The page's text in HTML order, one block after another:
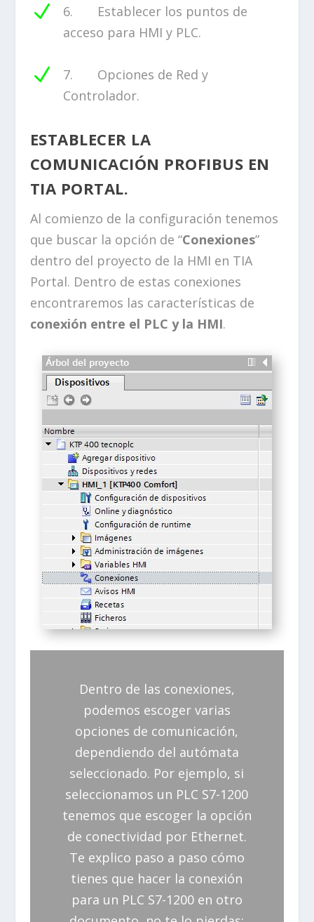
N
6. Establecer los puntos de
acceso para HMI y PLC.
N
7. Opciones de Red y
Controlador.
ESTABLECER LA
COMUNICACIÓN PROFIBUS EN
TIA PORTAL.
Al comienzo de la configuración tenemos
que buscar la opción de “Conexiones”
dentro del proyecto de la HMI en TIA
Portal. Dentro de estas conexiones
encontraremos las características de
conexión entre el PLC y la HMI.
Dentro de las conexiones,
podemos escoger varias
opciones de comunicación,
dependiendo del autómata
seleccionado. Por ejemplo, si
seleccionamos un PLC S7-1200
tenemos que escoger la opción
de conectividad por Ethernet.
Te explico paso a paso cómo
tienes que hacer la conexión
para un PLC S7-1200 en otro